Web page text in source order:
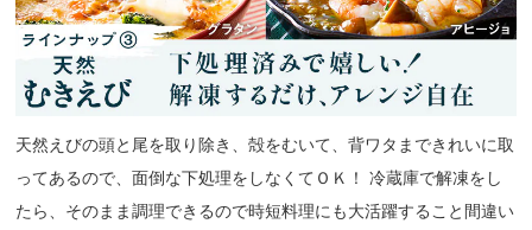
天然えびの頭と尾を取り除き、殻をむいて、背ワタまできれいに取
ってあるので、面倒な下処理をしなくてＯＫ！ 冷蔵庫で解凍をし
たら、そのまま調理できるので時短料理にも大活躍すること間違い